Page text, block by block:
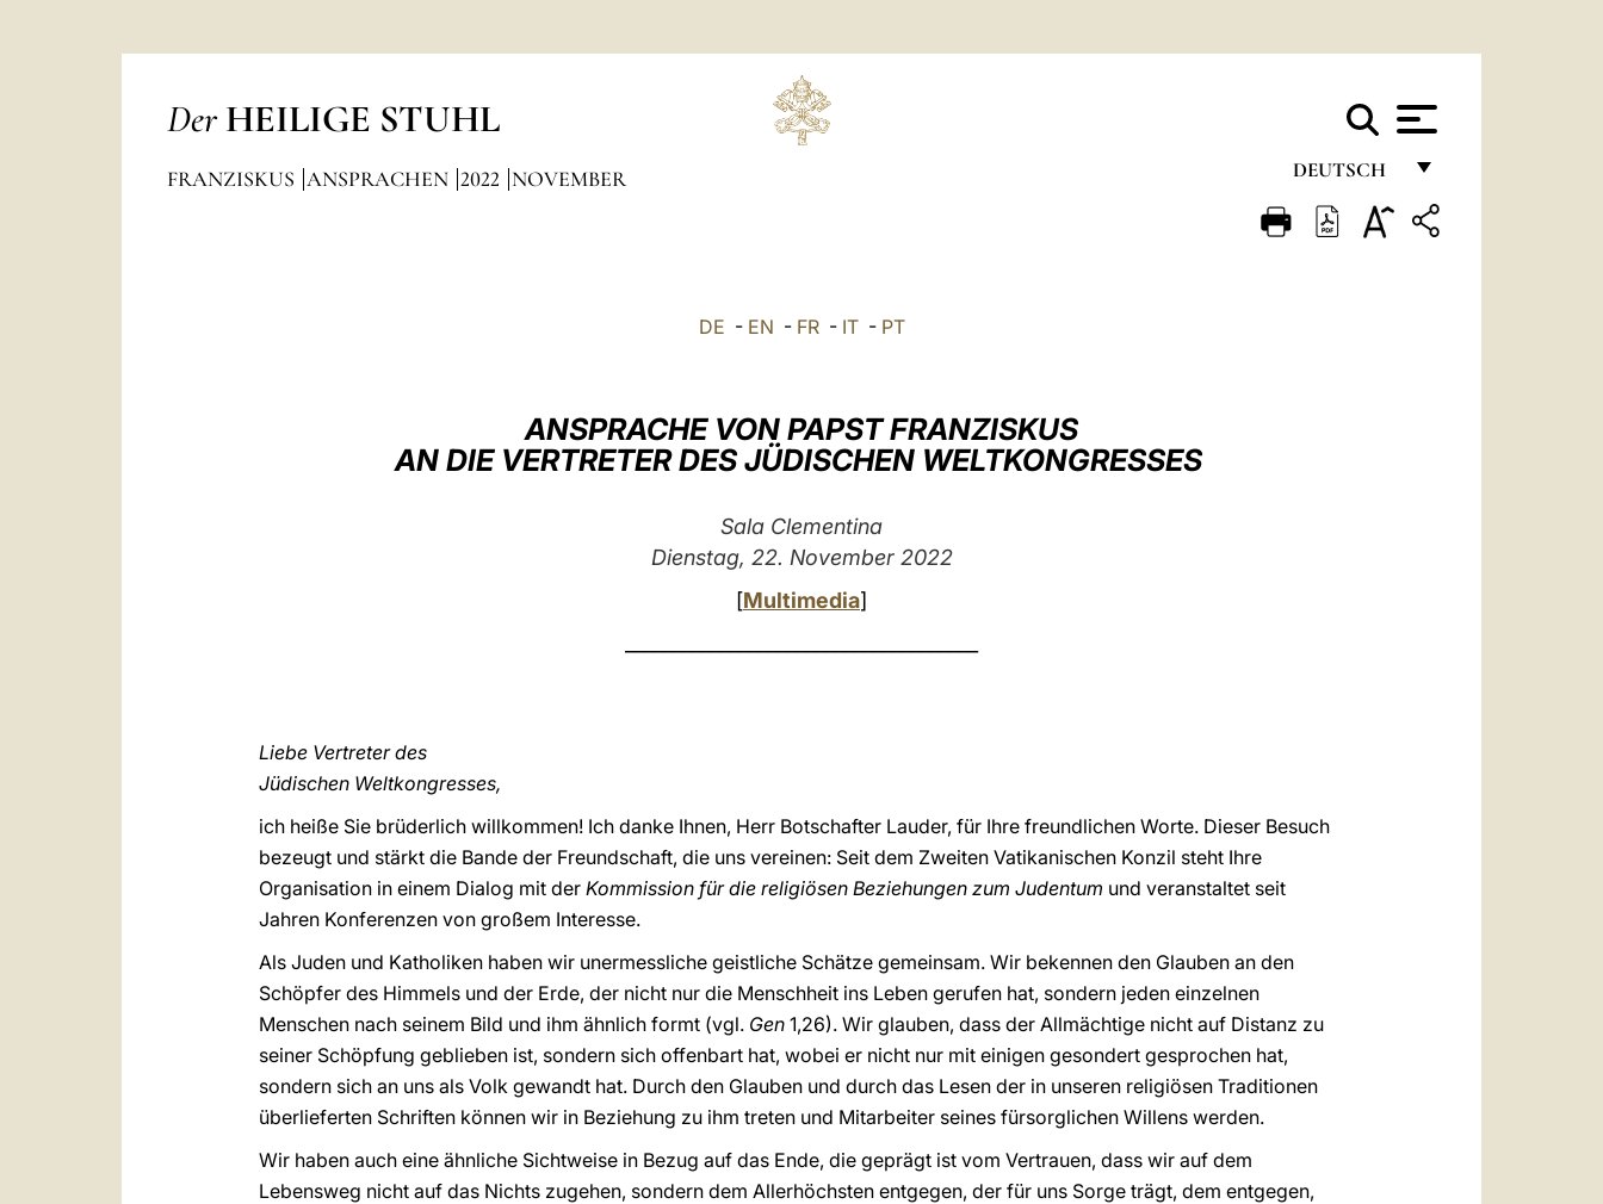
Der HEILIGE STUHL
DEUTSCH
FRANÇAIS
FRANZISKUS ANSPRACHEN 2022 NOVEMBER
DE - EN - FR- IT- PT
ANSPRACHE VON PAPST FRANZISKUS
AN DIE VERTRETER DES JÜDISCHEN WELTKONGRESSES
Sala Clementina
Dienstag, 22. November 2022
[Multimedia]
Liebe Vertreter des
Jüdischen Weltkongresses,
ich heiße Sie brüderlich willkommen! Ich danke Ihnen, Herr Botschafter Lauder, für Ihre freundlichen Worte. Dieser Besuch
bezeugt und stärkt die Bande der Freundschaft, die uns vereinen: Seit dem Zweiten Vatikanischen Konzil steht Ihre
Organisation in einem Dialog mit der Kommission für die religiösen Beziehungen zum Judentum und veranstaltet seit
Jahren Konferenzen von großem Interesse.
Als Juden und Katholiken haben wir unermessliche geistliche Schätze gemeinsam. Wir bekennen den Glauben an den
Schöpfer des Himmels und der Erde, der nicht nur die Menschheit ins Leben gerufen hat, sondern jeden einzelnen
Menschen nach seinem Bild und ihm ähnlich formt (vgl. Gen 1,26). Wir glauben, dass der Allmächtige nicht auf Distanz zu
seiner Schöpfung geblieben ist, sondern sich offenbart hat, wobei er nicht nur mit einigen gesondert gesprochen hat,
sondern sich an uns als Volk gewandt hat. Durch den Glauben und durch das Lesen der in unseren religiösen Traditionen
überlieferten Schriften können wir in Beziehung zu ihm treten und Mitarbeiter seines fürsorglichen Willens werden.
Wir haben auch eine ähnliche Sichtweise in Bezug auf das Ende, die geprägt ist vom Vertrauen, dass wir auf dem
Lebensweg nicht auf das Nichts zugehen, sondern dem Allerhöchsten entgegen, der für uns Sorge trägt, dem entgegen,